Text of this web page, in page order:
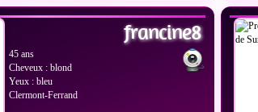
francine8
45 ans
Cheveux : blond
Yeux : bleu
Clermont-Ferrand